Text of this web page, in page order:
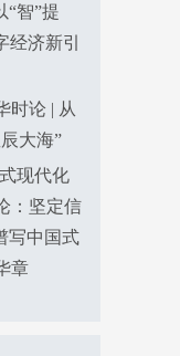
“智”提
经济新引
时论 | 从
大海”
现代化
：坚定信
写中国式
章